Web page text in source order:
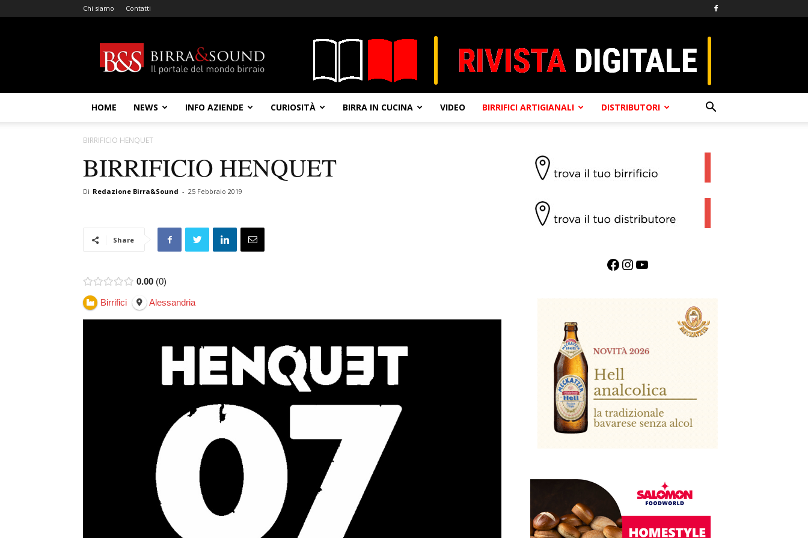
Chi siamo Contatti
&
Sound
HOME NEWS INFO AZIENDE CURIOSITÀ BIRRA IN CUCINA VIDEO BIRRIFICI ARTIGIANALI DISTRIBUTORI
BIRRIFICIO HENQUET
BIRRIFICIO HENQUET
Di Redazione Birra&Sound - 25 Febbraio 2019
Share
0.00 0
Birrifici Alessandria
Facebook InstagramYouTube